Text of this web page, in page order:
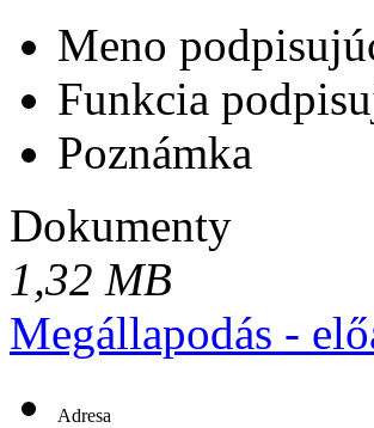
Meno
Funkcia
Poznámka
Dokumenty
1,32 MB
Megállapodás -
Adresa